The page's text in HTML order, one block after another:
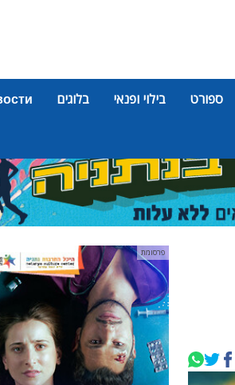
ספורט בילוי ופנאי בלוגים
פרסומת